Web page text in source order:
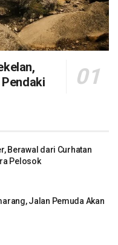
Berawal dari Curhatan
Pelosok
Jalan Pemuda Akan